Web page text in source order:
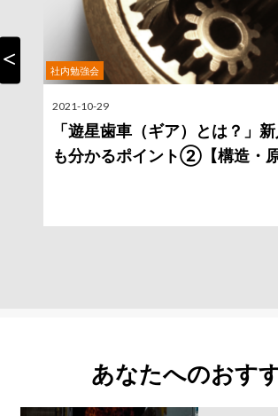
社内勉強会
2021-10-29
「遊星歯車（ギア）とは？」
も分かるポイント②【構造・原
あなたへのおす